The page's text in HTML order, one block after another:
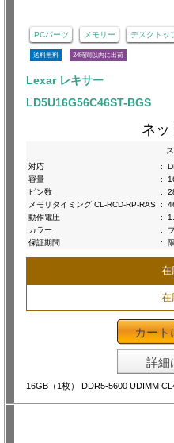
PCパーツ メモリー デスクトッ
送料無料 24時間以内に出荷
Lexar レキサー
LD5U16G56C46ST-BGS
ネッ
対応
:
容量
:
ピン数
:
メモリタイミング CL-RCD-RP-RAS :
動作電圧
:
カラー
:
保証期間
:
在
在
カート
詳細
16GB（1枚） DDR5-5600 UDIMM